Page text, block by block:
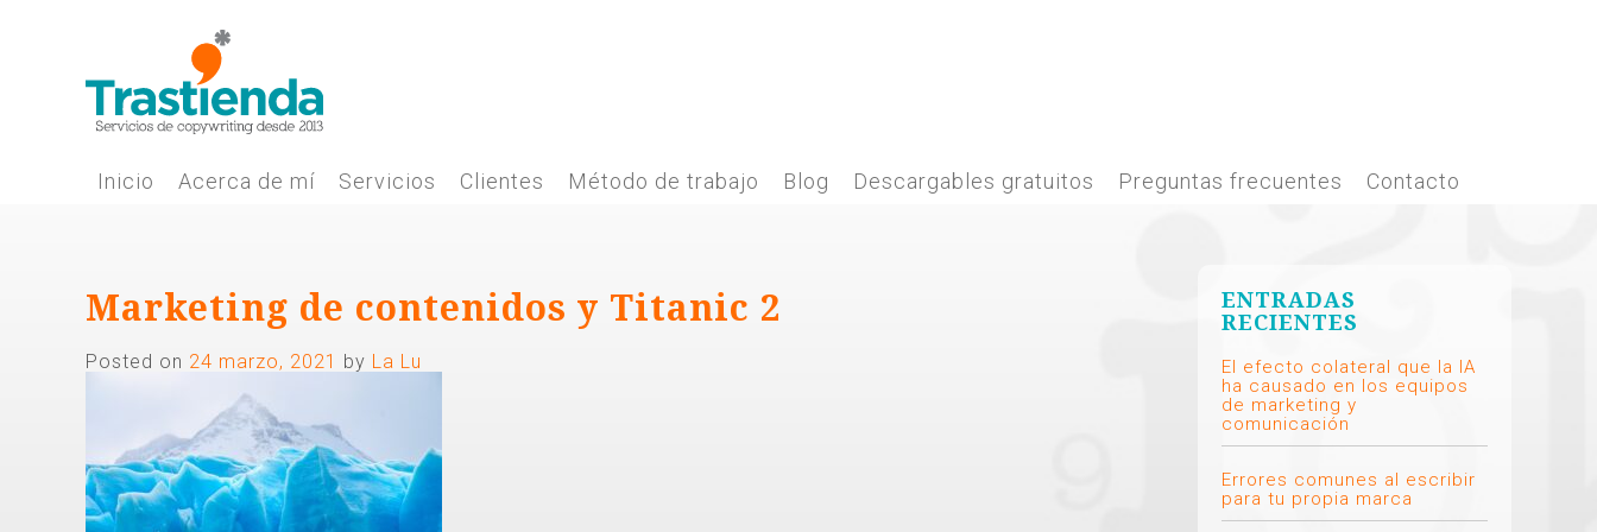
Inicio Acerca de mí Servicios Clientes Método de trabajo Blog Descargables gratuitos Preguntas frecuentes Contacto
Marketing de contenidos y Titanic 2
Posted on 24 marzo, 2021 by La Lu
ENTRADAS
RECIENTES
El efecto colateral que la IA
ha causado en los equipos
de marketing y
comunicación
Errores comunes al escribir
para tu propia marca